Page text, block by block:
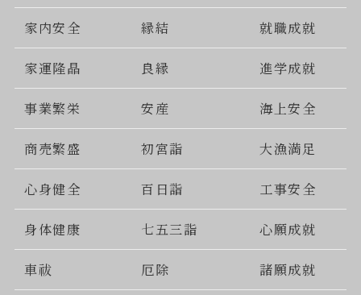
家内安全 縁結 就職成就
家運隆晶 良縁 進学成就
事業繁栄 安産 海上安全
商売繁盛 初宮詣 大漁満足
心身健全 百日詣 工事安全
身体健康 七五三詣 心願成就
車祓 厄除 諸願成就